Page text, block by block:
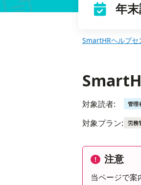
年
SmartHRヘルプセ
対象読者: 管理
対象プラン: 労務
注意
当ページで案